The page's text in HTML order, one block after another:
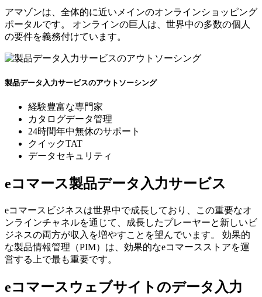
アマゾンは、全体的に近いメインのオンラインショッピング
ポータルです。 オンラインの巨人は、世界中の多数の個人
の要件を義務付けています。
製品データ入力サービスのアウトソーシング
経験豊富な専門家
カタログデータ管理
24時間年中無休のサポート
クイックTAT
データセキュリティ
eコマース製品データ入力サービス
eコマースビジネスは世界中で成長しており、この重要なオ
ンラインチャネルを通じて、成長したプレーヤーと新しいビ
ジネスの両方が収入を増やすことを望んでいます。 効果的
な製品情報管理（PIM）は、効果的なeコマースストアを運
営する上で最も重要です。
eコマースウェブサイトのデータ入力